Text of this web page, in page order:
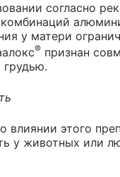
согласно
у матери
® признан
влиянии этого
у животных или